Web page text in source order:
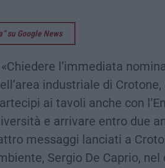
su Google News
«Chiedere l’immediata
industriale di
ai tavoli anche con
e arrivare entro due
messaggi lanciati a
Sergio De Caprio, nel